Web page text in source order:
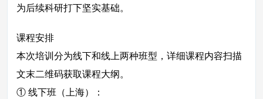
为后续科研打下坚实基础。
课程安排
本次培训分为线下和线上两种班型，详细课程内容扫描
文末二维码获取课程大纲。
① 线下班（上海）：